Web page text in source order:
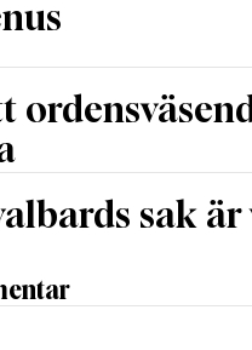
sak är